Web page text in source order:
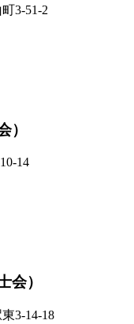
3-51-2
）
14
会）
3-14-18